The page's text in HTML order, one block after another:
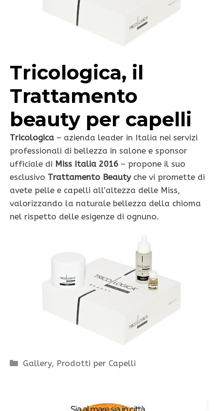
Tricologica, il
Trattamento
beauty per capelli
Tricologica – azienda leader in Italia nei servizi
professionali di bellezza in salone e sponsor
ufficiale di Miss Italia 2016 – propone il suo
esclusivo Trattamento Beautyche vi promette di
avete pelle e capelli all’altezza delle Miss,
valorizzando la naturale bellezza della chioma
nel rispetto delle esigenze di ognuno.
Categorie
Gallery, Prodotti per Capelli